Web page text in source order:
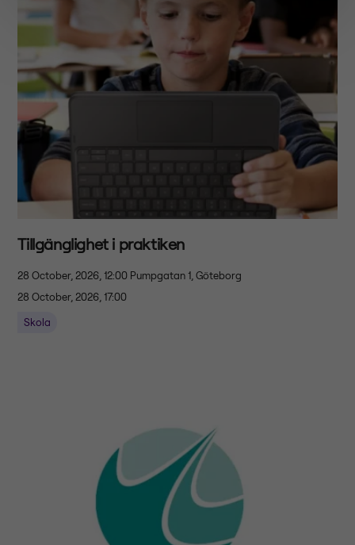
Tillgänglighet i praktiken
28 October, 2026, 12:00 Pumpgatan 1, Göteborg
28 October, 2026, 17:00
Skola